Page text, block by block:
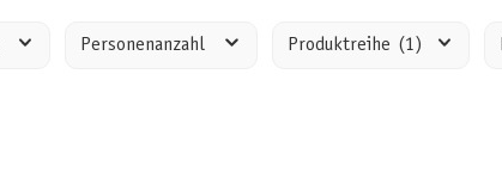
Personenanzahl Produktreihe (1)